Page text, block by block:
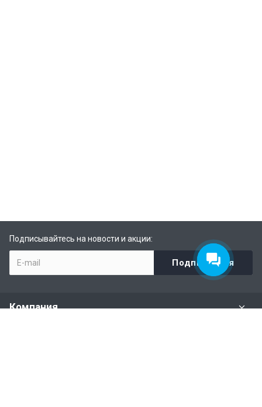
Подписывайтесь на новости и акции:
Компания